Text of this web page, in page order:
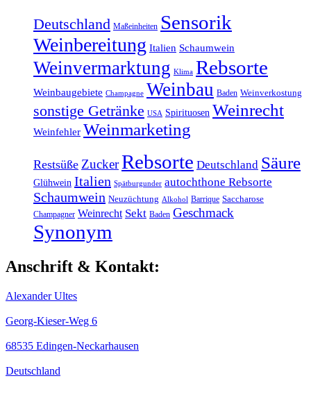
Deutschland Maßeinheiten Sensorik
Weinbereitung Italien Schaumwein
Weinvermarktung Klima Rebsorte
Weinbaugebiete Champagne Weinbau Baden Weinverkostung
sonstige Getränke USA Spirituosen Weinrecht
Weinfehler Weinmarketing
Restsüße ZuckerRebsorte Deutschland Säure
Glühwein Italien Spätburgunder autochthone Rebsorte
Schaumwein Neuzüchtung Alkohol Barrique Saccharose
Champagner Weinrecht Sekt Baden Geschmack
Synonym
Anschrift & Kontakt:
Alexander Ultes
Georg-Kieser-Weg 6
68535 Edingen-Neckarhausen
Deutschland